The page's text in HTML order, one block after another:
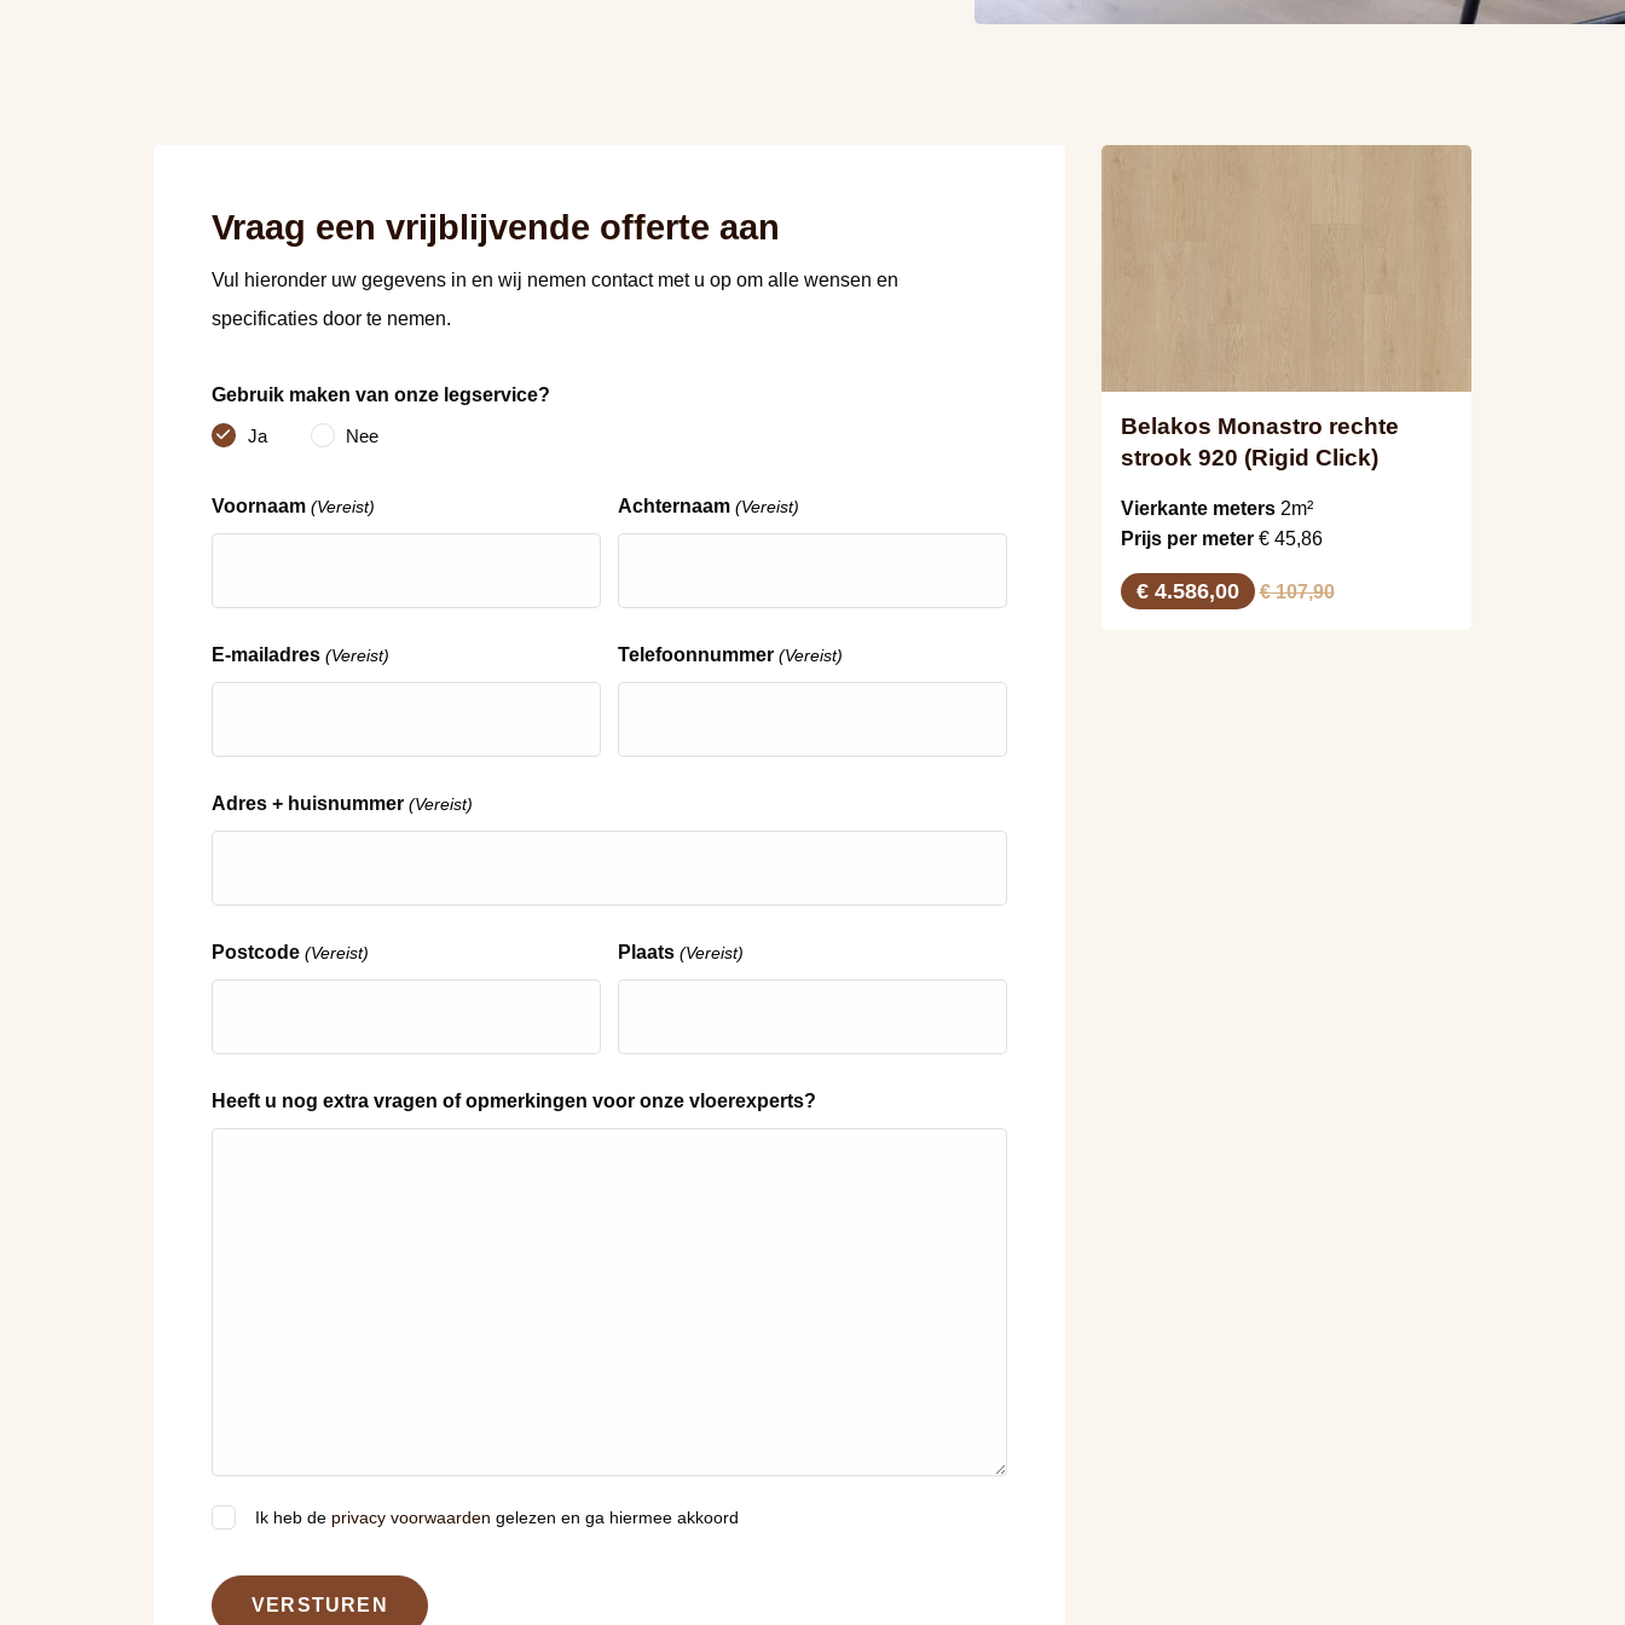
Vraag een vrijblijvende offerte aan
Vul hieronder uw gegevens in en wij nemen contact met u op om alle wensen en
specificaties door te nemen.
Gebruik maken van onze legservice?
Ja
Nee
Voornaam (Vereist) Achternaam (Vereist)
E-mailadres (Vereist) Telefoonnummer (Vereist)
Adres + huisnummer (Vereist)
Postcode (Vereist) Plaats (Vereist)
Heeft u nog extra vragen of opmerkingen voor onze vloerexperts?
(Vereist)Ik heb de privacy voorwaarden gelezen en ga hiermee akkoord
VERSTUREN
Belakos Monastro rechte
strook 920 (Rigid Click)
Vierkante meters2m²
Prijs per meter€ 45,86
€ 4.586,00 € 107,90